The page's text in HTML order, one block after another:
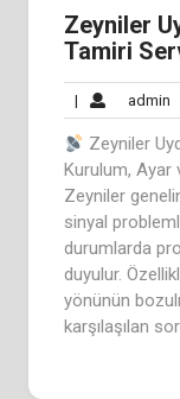
Zeyniler
Tamiri
| admin
Zeyniler
Kurulum, Ayar
Zeyniler
sinyal
durumlarda
duyulur.
yönünün
karşılaşılan